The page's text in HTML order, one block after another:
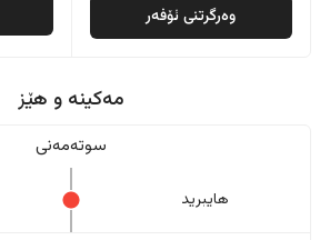
وەرگرتنی ئۆفەر
مەکینە و هێز
سوتەمەنی
هایبرید